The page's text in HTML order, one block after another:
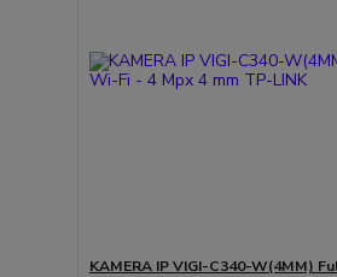
KAMERA IP VIGI-C340-W(4MM)